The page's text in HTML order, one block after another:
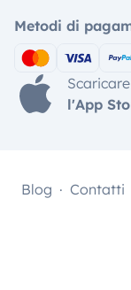
Metodi di
l'App
Blog Contatti